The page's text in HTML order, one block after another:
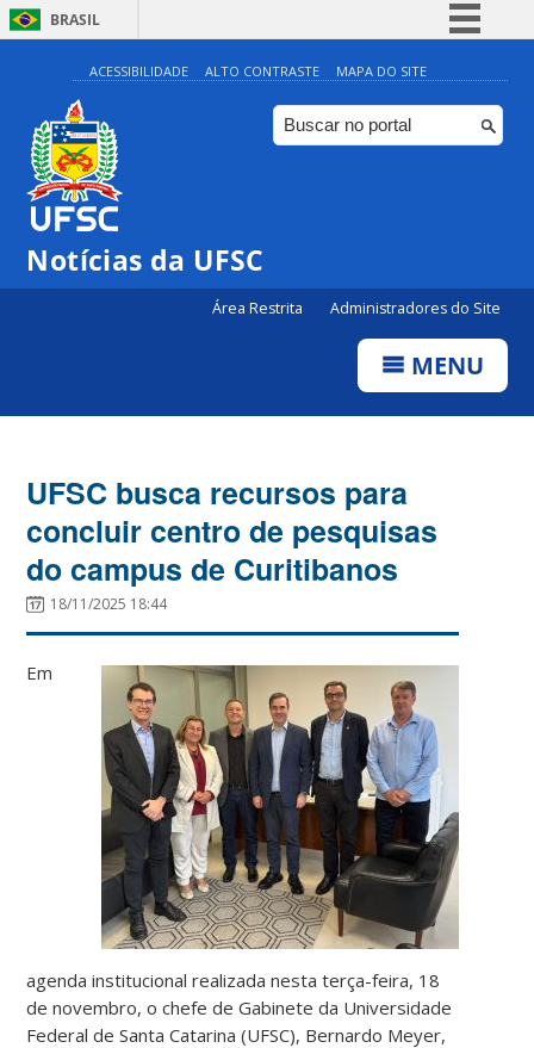
BRASIL
Simplifique!
Comunica BR
Participe
ACESSIBILIDADE ALTO CONTRASTE MAPA DO SITE
Notícias da UFSC
Área Restrita Administradores do Site
MENU
UFSC busca recursos para
concluir centro de pesquisas
do campus de Curitibanos
18/11/2025 18:44
Em
agenda institucional realizada nesta terça-feira, 18
de novembro, o chefe de Gabinete da Universidade
Federal de Santa Catarina (UFSC), Bernardo Meyer,